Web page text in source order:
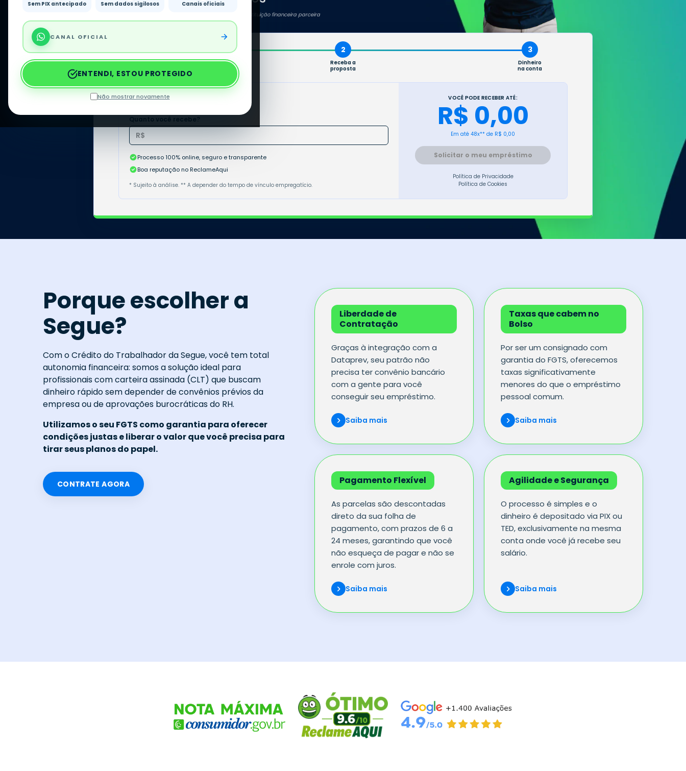
Sem PIX antecipado Sem dados sigilosos Canais oficiais
CANAL OFICIAL
ENTENDI, ESTOU PROTEGIDO
Não mostrar novamente
*Sujeito à análise da situação financeira e aprovação pela instituição financeira parceira
1
Faça a
2
Receba a
proposta
3
Dinheiro
na conta
Faça sua simulação
Quanto você recebe?
Processo 100% online, seguro e transparente
Boa reputação no ReclameAqui
* Sujeito à análise. ** A depender do tempo de vínculo empregatício.
VOCÊ PODE RECEBER ATÉ:
R$ 0,00
Em até 48x** de R$ 0,00
Solicitar o meu empréstimo
Política de Privacidade
Política de Cookies
Porque escolher a
Segue?
Com o Crédito do Trabalhador da Segue, você tem total
autonomia financeira: somos a solução ideal para
profissionais com carteira assinada (CLT) que buscam
dinheiro rápido sem depender de convênios prévios da
empresa ou de aprovações burocráticas do RH.
Utilizamos o seu FGTS como garantia para oferecer
condições justas e liberar o valor que você precisa para
tirar seus planos do papel.
CONTRATE AGORA
Liberdade de
Contratação
Graças à integração com a
Dataprev, seu patrão não
precisa ter convênio bancário
com a gente para você
conseguir seu empréstimo.
Saiba mais
Taxas que cabem no
Bolso
Por ser um consignado com
garantia do FGTS, oferecemos
taxas significativamente
menores do que o empréstimo
pessoal comum.
Saiba mais
Pagamento Flexível
As parcelas são descontadas
direto da sua folha de
pagamento, com prazos de 6 a
24 meses, garantindo que você
não esqueça de pagar e não se
enrole com juros.
Saiba mais
Agilidade e Segurança
O processo é simples e o
dinheiro é depositado via PIX ou
TED, exclusivamente na mesma
conta onde você já recebe seu
salário.
Saiba mais